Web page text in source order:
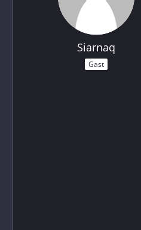
Siarnaq
Gast